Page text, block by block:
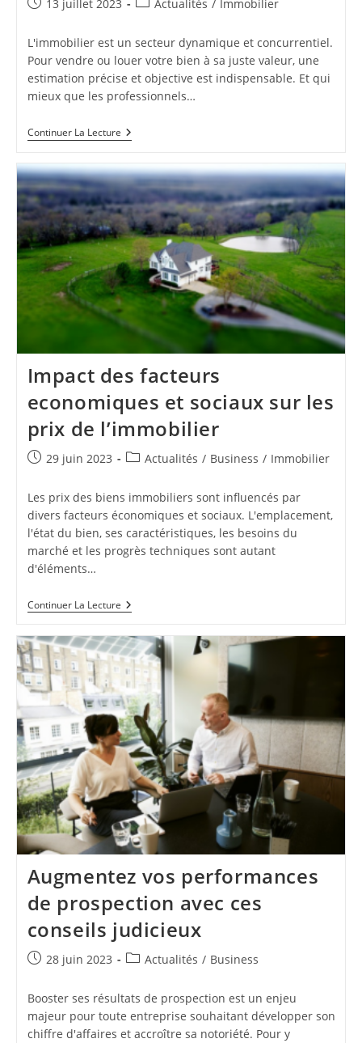
Publication
13 juillet 2023
PostActualités / Immobilier
L'immobilier est un secteur dynamique et concurrentiel.
Pour vendre ou louer votre bien à sa juste valeur, une
estimation précise et objective est indispensable. Et qui
mieux que les professionnels…
Continuer La LecturePourquoi
Opter
Un
Professionnel
Dans
L’estimation
De
Votre
Bien
Immobilier
?
Impact des facteurs
economiques et sociaux sur les
prix de l’immobilier
Publication
29 juin 2023
PostActualités / Business / Immobilier
Les prix des biens immobiliers sont influencés par
divers facteurs économiques et sociaux. L'emplacement,
l'état du bien, ses caractéristiques, les besoins du
marché et les progrès techniques sont autant
d'éléments…
Continuer La LectureImpact
Des
Economiques
Et
Sociaux
Sur
Les
Prix
De
L’immobilier
Augmentez vos performances
de prospection avec ces
conseils judicieux
Publication
28 juin 2023
PostActualités / Business
Booster ses résultats de prospection est un enjeu
majeur pour toute entreprise souhaitant développer son
chiffre d'affaires et accroître sa notoriété. Pour y